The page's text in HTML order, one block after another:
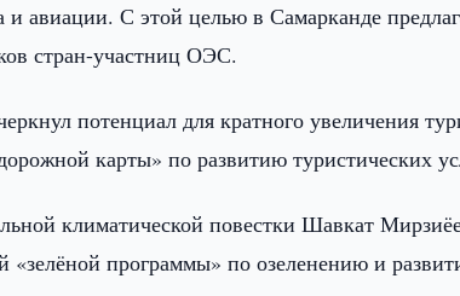
и авиации. С этой целью в Самарканде
стран-участниц ОЭС.
потенциал для кратного увеличения
карты» по развитию туристических
климатической повестки Шавкат
«зелёной программы» по озеленению и